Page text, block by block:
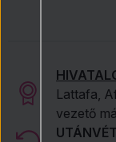
Lattafa,
vezető